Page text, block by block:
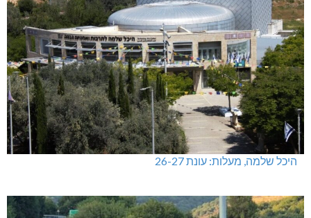
היכל שלמה, מעלות: עונת 26-27